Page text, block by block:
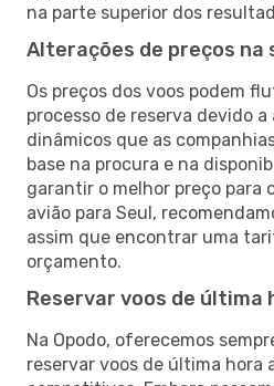
na parte superior dos
Alterações de preços na
Os preços dos voos podem
processo de reserva devido
dinâmicos que as
base na procura e na
garantir o melhor preço para
avião para Seul,
assim que encontrar uma
orçamento.
Reservar voos de última
Na Opodo, oferecemos
reservar voos de última hora